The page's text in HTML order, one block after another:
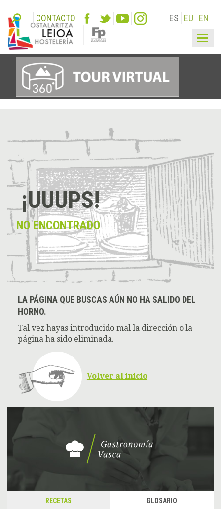
CONTACTO ES EU EN
¡UUUPS!
NO ENCONTRADO
LA PÁGINA QUE BUSCAS AÚN NO HA SALIDO DEL
HORNO.
Tal vez hayas introducido mal la dirección o la
página ha sido eliminada.
Volver al inicio
RECETAS GLOSARIO